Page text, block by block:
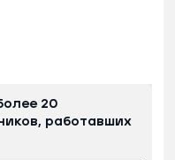
20
работавших